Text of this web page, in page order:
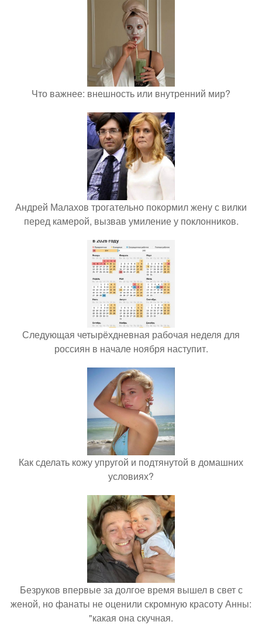
Что важнее: внешность или внутренний мир?
Андрей Малахов трогательно покормил жену с вилки
перед камерой, вызвав умиление у поклонников.
Следующая четырёхдневная рабочая неделя для
россиян в начале ноября наступит.
Как сделать кожу упругой и подтянутой в домашних
условиях?
Безруков впервые за долгое время вышел в свет с
женой, но фанаты не оценили скромную красоту Анны:
"какая она скучная.